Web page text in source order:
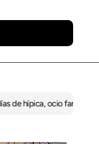
ocio familiar y